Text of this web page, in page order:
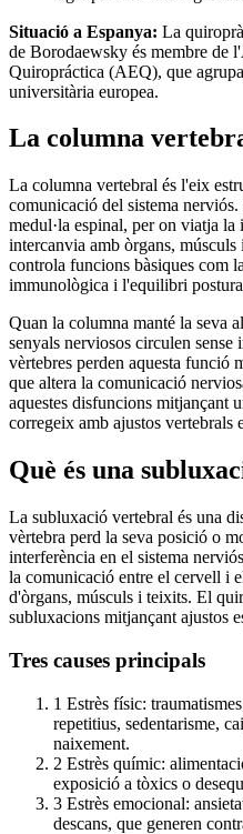
Situació a Espanya: La
de Borodaewsky és membre de
Quiropráctica (AEQ), que
universitària europea.
La columna
La columna vertebral és l'eix
comunicació del sistema
medul·la espinal, per on viatja
intercanvia amb òrgans,
controla funcions bàsiques com
immunològica i l'equilibri
Quan la columna manté la seva
senyals nerviosos circulen sense
vèrtebres perden aquesta funció
que altera la comunicació
aquestes disfuncions mitjançant
corregeix amb ajustos vertebrals
Què és una
La subluxació vertebral és una
vèrtebra perd la seva posició o
interferència en el sistema
la comunicació entre el cervell i
d'òrgans, músculs i teixits. El
subluxacions mitjançant ajustos
Tres causes principals
1 Estrès físic:
repetitius, sedentarisme,
naixement.
2 Estrès químic:
exposició a tòxics o
3 Estrès emocional:
descans, que generen